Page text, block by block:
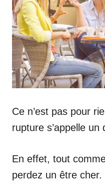
Ce n’est pas pour
rupture s’appelle un
En effet, tout
perdez un être cher.